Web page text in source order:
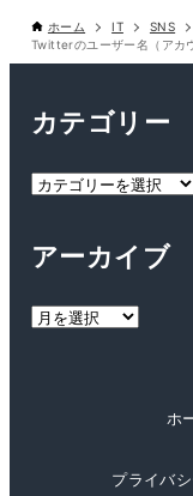
ホーム IT
SNS
Twitterのユーザー名（アカ
カテゴリー
カ
リ
アーカイブ
ア
ホ
プライバ